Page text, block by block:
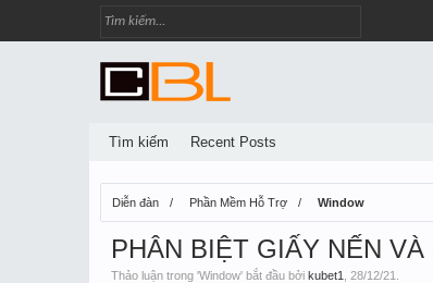
Diễn đàn Phần Mềm Hỗ Trợ Window
PHÂN BIỆT GIẤY NẾN
Thảo luận trong 'Window' bắt đầu bởi kubet1 28/12/21
Tìm kiếm Recent Posts